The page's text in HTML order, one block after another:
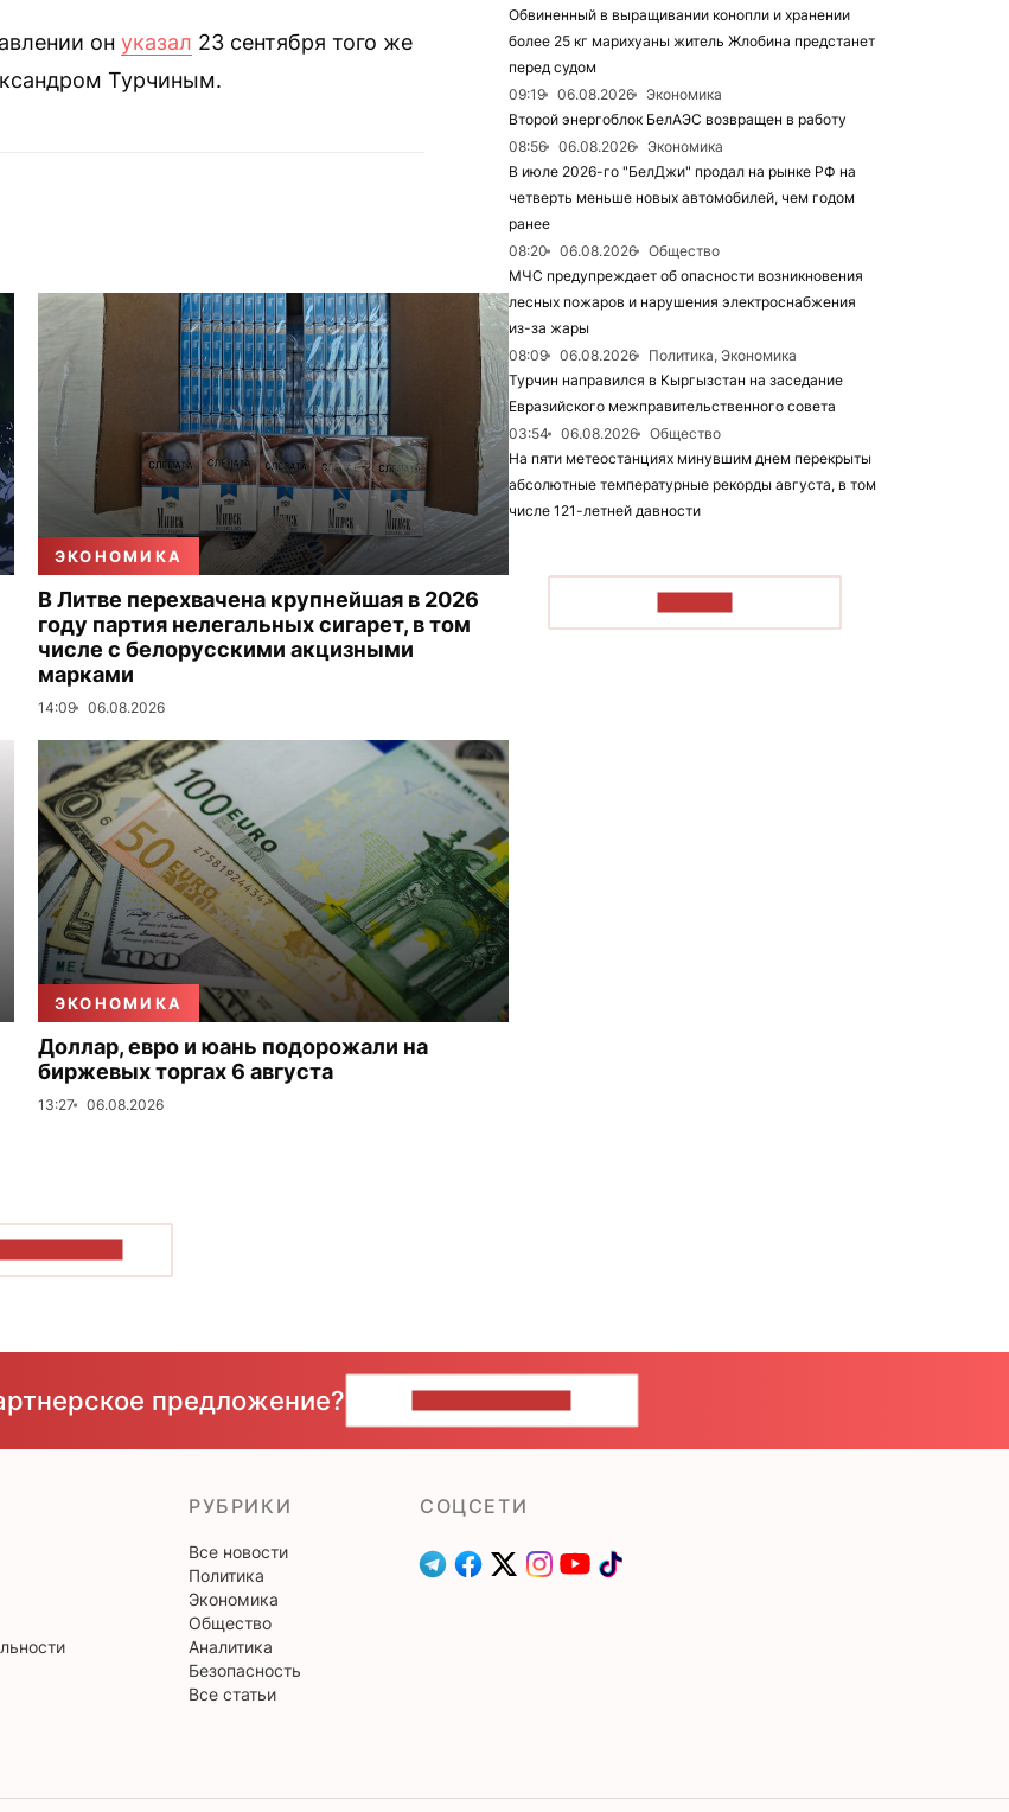
он указал 23 сентября того же
Турчиным.
ЭКОНОМИКА
В Литве перехвачена крупнейшая в 2026
году партия нелегальных сигарет, в том
числе с белорусскими акцизными
марками
14:09 06.08.2026
ЭКОНОМИКА
Доллар, евро и юань подорожали на
биржевых торгах 6 августа
13:27 06.08.2026
Обвиненный в выращивании конопли и хранении
более 25 кг марихуаны житель Жлобина предстанет
перед судом
09:19
06.08.2026
Экономика
Второй энергоблок БелАЭС возвращен в работу
08:56
06.08.2026
Экономика
В июле 2026-го "БелДжи" продал на рынке РФ на
четверть меньше новых автомобилей, чем годом
ранее
08:20
06.08.2026
Общество
МЧС предупреждает об опасности возникновения
лесных пожаров и нарушения электроснабжения
из-за жары
08:09
06.08.2026
Политика, Экономика
Турчин направился в Кыргызстан на заседание
Евразийского межправительственного совета
03:54
06.08.2026
Общество
На пяти метеостанциях минувшим днем перекрыты
абсолютные температурные рекорды августа, в том
числе 121-летней давности
предложение?
РУБРИКИ
Все новости
Политика
Экономика
Общество
Аналитика
Безопасность
Все статьи
CОЦСЕТИ